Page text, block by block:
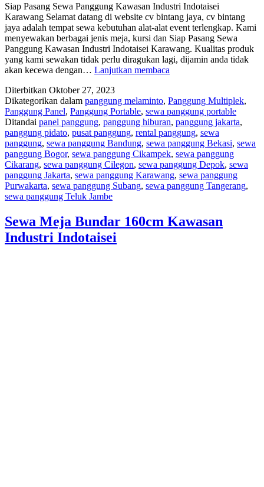
Siap Pasang Sewa Panggung Kawasan Industri Indotaisei
Karawang Selamat datang di website cv bintang jaya, cv bintang
jaya adalah tempat sewa kebutuhan alat-alat event terlengkap. Kami
menyewakan berbagai jenis meja, kursi dan Siap Pasang Sewa
Panggung Kawasan Industri Indotaisei Karawang. Kualitas produk
yang kami sewakan tidak perlu diragukan lagi, dijamin anda tidak
akan kecewa dengan… Lanjutkan membaca
PANGGUNG
KAWASAN
INDUSTRI
INDOTAISEI
KARAWANG
Diterbitkan Oktober 27, 2023
Dikategorikan dalam panggung melaminto, Panggung Multiplek,
Panggung Panel, Panggung Portable, sewa panggung portable
Ditandai panel panggung, panggung hiburan, panggung jakarta,
panggung pidato, pusat panggung, rental panggung, sewa
panggung, sewa panggung Bandung, sewa panggung Bekasi, sewa
panggung Bogor, sewa panggung Cikampek, sewa panggung
Cikarang, sewa panggung Cilegon, sewa panggung Depok, sewa
panggung Jakarta, sewa panggung Karawang, sewa panggung
Purwakarta, sewa panggung Subang, sewa panggung Tangerang,
sewa panggung Teluk Jambe
Sewa Meja Bundar 160cm Kawasan
Industri Indotaisei